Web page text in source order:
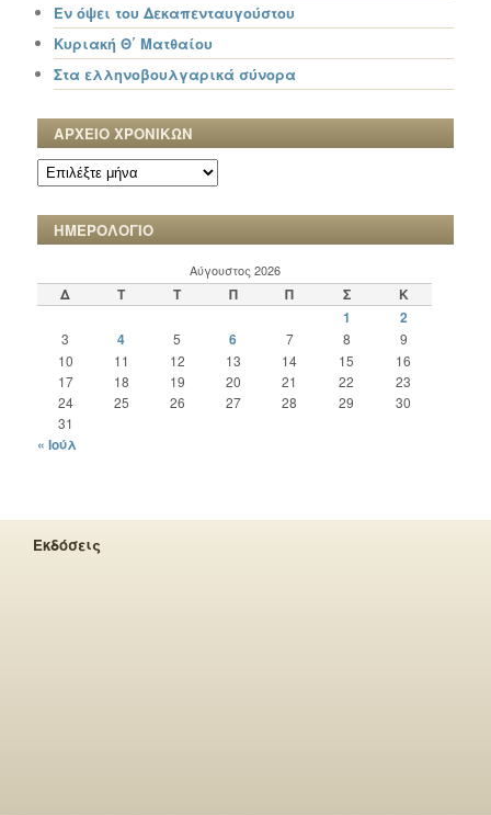
Εν όψει του Δεκαπενταυγούστου
Κυριακή Θ΄ Ματθαίου
Στα ελληνοβουλγαρικά σύνορα
ΑΡΧΕΙΟ ΧΡΟΝΙΚΩΝ
ΑΡΧΕΙΟ
ΧΡΟΝΙΚΩΝ
ΗΜΕΡΟΛΟΓΙΟ
Αύγουστος 2026
Δ Τ Τ Π Π Σ
Κ
1
2
3 4 5 6 7 8
9
10
11 12 13 14 15
16
17
18 19 20 21 22
23
24
25 26 27 28 29
30
31
« Ιούλ
Εκδόσεις